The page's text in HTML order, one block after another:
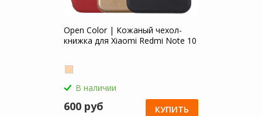
Open Color | Кожаный чехол-
книжка для Xiaomi Redmi Note 10
В наличии
600 руб КУПИТЬ